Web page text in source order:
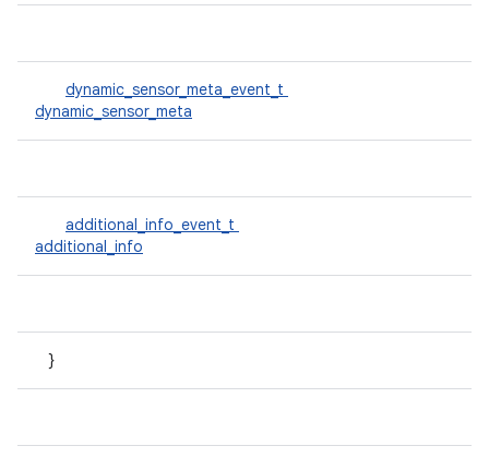
dynamic_sensor_meta_event_t
dynamic_sensor_meta
additional_info_event_t
additional_info
}